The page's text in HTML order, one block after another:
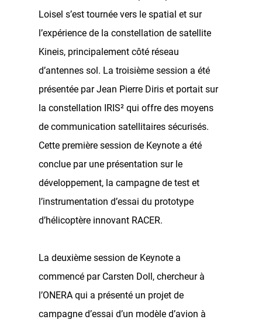
Loisel s’est tournée vers le spatial et sur
l’expérience de la constellation de satellite
Kineis, principalement côté réseau
d’antennes sol. La troisième session a été
présentée par Jean Pierre Diris et portait sur
la constellation IRIS² qui offre des moyens
de communication satellitaires sécurisés.
Cette première session de Keynote a été
conclue par une présentation sur le
développement, la campagne de test et
l’instrumentation d’essai du prototype
d’hélicoptère innovant RACER.
La deuxième session de Keynote a
commencé par Carsten Doll, chercheur à
l’ONERA qui a présenté un projet de
campagne d’essai d’un modèle d’avion à